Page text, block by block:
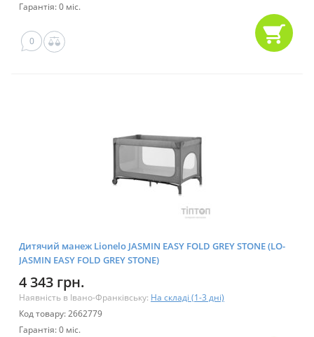
Гарантія: 0 міс.
0
Дитячий манеж Lionelo JASMIN EASY FOLD GREY STONE (LO-
JASMIN EASY FOLD GREY STONE)
4 343 грн.
Наявність в Івано-Франківську: На складі (1-3 дні)
Код товару: 2662779
Гарантія: 0 міс.